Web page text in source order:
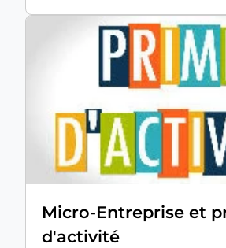
Micro-Entreprise et
d'activité